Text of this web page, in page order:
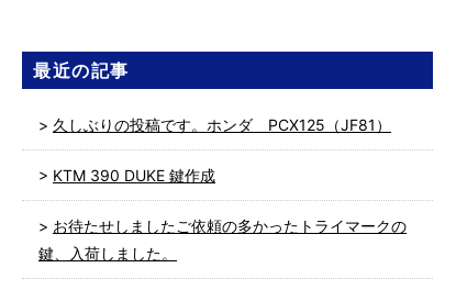
最近の記事
久しぶりの投稿です。ホンダ PCX125（JF81）
KTM 390 DUKE 鍵作成
お待たせしましたご依頼の多かったトライマークの
鍵、入荷しました。